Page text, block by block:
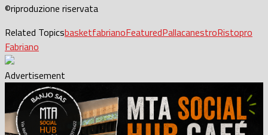
©riproduzione riservata
Related TopicsbasketfabrianoFeaturedPallacanestroRistopro
Fabriano
Advertisement